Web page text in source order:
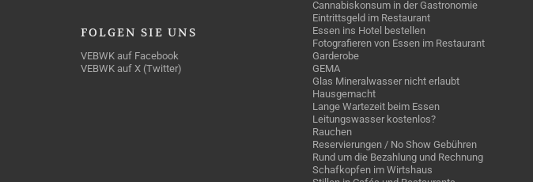
FOLGEN SIE UNS
VEBWK auf Facebook
VEBWK auf X (Twitter)
Cannabiskonsum in der Gastronomie
Eintrittsgeld im Restaurant
Essen ins Hotel bestellen
Fotografieren von Essen im Restaurant
Garderobe
GEMA
Glas Mineralwasser nicht erlaubt
Hausgemacht
Lange Wartezeit beim Essen
Leitungswasser kostenlos?
Rauchen
Reservierungen / No Show Gebühren
Rund um die Bezahlung und Rechnung
Schafkopfen im Wirtshaus